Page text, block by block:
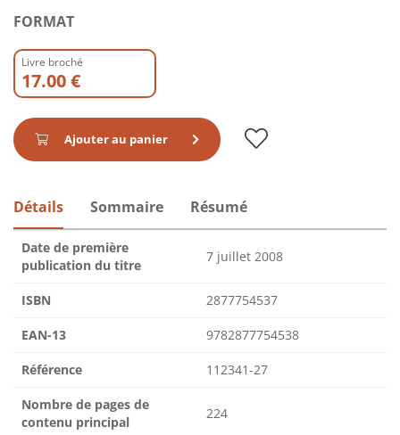
FORMAT
Livre broché
17.00 €
Ajouter au panier
Détails Sommaire Résumé
Date de première
publication du titre
7 juillet 2008
ISBN 2877754537
EAN-13 9782877754538
Référence 112341-27
Nombre de pages de
contenu principal
224